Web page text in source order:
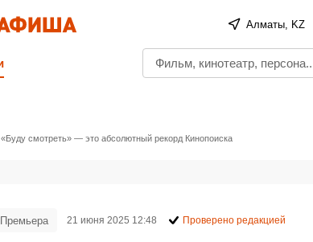
Алматы, KZ
смотреть» — это абсолютный рекорд Кинопоиска
Премьера 21 июня 2025 12:48 Проверено редакцией